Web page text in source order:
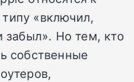
«включил,
забыл». Но тем, кто
собственные